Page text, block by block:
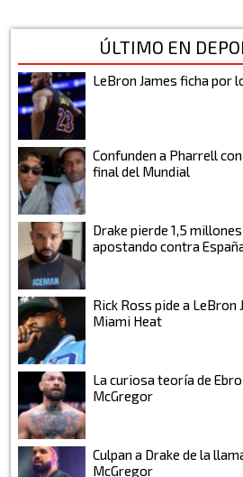
ÚLTIMO EN
LeBron James ficha por
Confunden a Pharrell
final del Mundial
Drake pierde 1,5
apostando contra
Rick Ross pide a LeBron
Miami Heat
La curiosa teoría de
McGregor
Culpan a Drake de la
McGregor